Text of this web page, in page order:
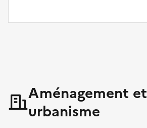
Aménagement et
urbanisme